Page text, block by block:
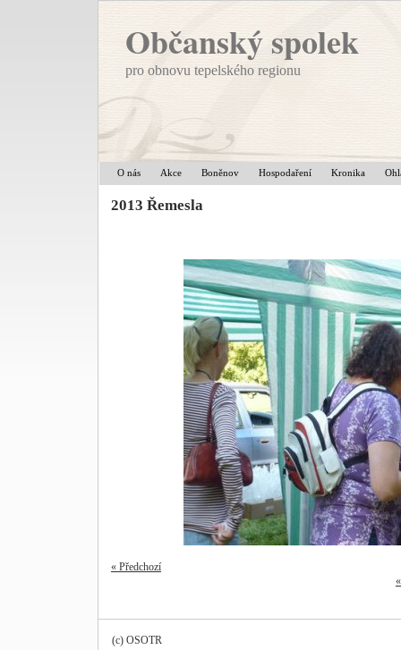
Občanský spolek
pro obnovu tepelského regionu
O nás Akce Boněnov Hospodaření Kronika
2013 Řemesla
« Předchozí
(c) OSOTR